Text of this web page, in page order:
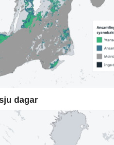
dagar